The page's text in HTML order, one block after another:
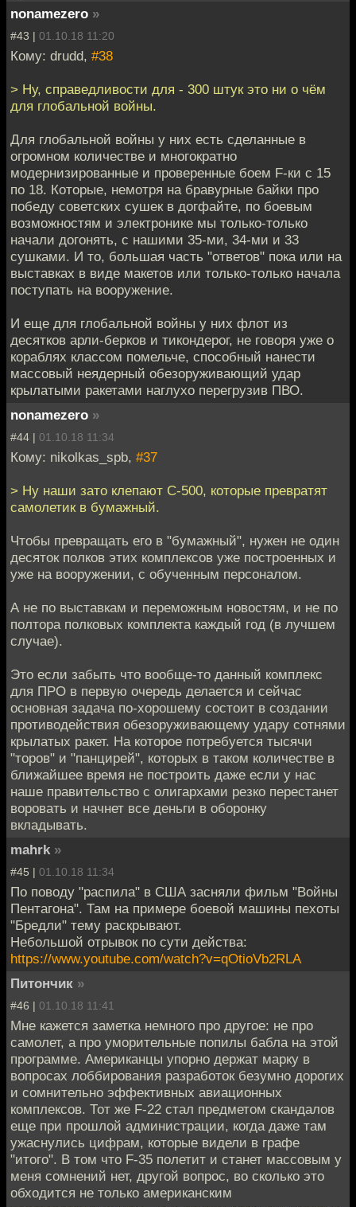
nonamezero »
#43 | 01.10.18 11:20
Кому: drudd, #38
> Ну, справедливости для - 300 штук это ни о чём
для глобальной войны.
Для глобальной войны у них есть сделанные в
огромном количестве и многократно
модернизированные и проверенные боем F-ки с 15
по 18. Которые, немотря на бравурные байки про
победу советских сушек в догфайте, по боевым
возможностям и электронике мы только-только
начали догонять, с нашими 35-ми, 34-ми и 33
сушками. И то, большая часть "ответов" пока или на
выставках в виде макетов или только-только начала
поступать на вооружение.
И еще для глобальной войны у них флот из
десятков арли-берков и тикондерог, не говоря уже о
кораблях классом помельче, способный нанести
массовый неядерный обезоруживающий удар
крылатыми ракетами наглухо перегрузив ПВО.
nonamezero »
#44 | 01.10.18 11:34
Кому: nikolkas_spb, #37
> Ну наши зато клепают С-500, которые превратят
самолетик в бумажный.
Чтобы превращать его в "бумажный", нужен не один
десяток полков этих комплексов уже построенных и
уже на вооружении, с обученным персоналом.
А не по выставкам и переможным новостям, и не по
полтора полковых комплекта каждый год (в лучшем
случае).
Это если забыть что вообще-то данный комплекс
для ПРО в первую очередь делается и сейчас
основная задача по-хорошему состоит в создании
противодействия обезоруживающему удару сотнями
крылатых ракет. На которое потребуется тысячи
"торов" и "панцирей", которых в таком количестве в
ближайшее время не построить даже если у нас
наше правительство с олигархами резко перестанет
воровать и начнет все деньги в оборонку
вкладывать.
mahrk »
#45 | 01.10.18 11:34
По поводу "распила" в США засняли фильм "Войны
Пентагона". Там на примере боевой машины пехоты
"Бредли" тему раскрывают.
Небольшой отрывок по сути действа:
https://www.youtube.com/watch?v=qOtioVb2RLA
Питончик »
#46 | 01.10.18 11:41
Мне кажется заметка немного про другое: не про
самолет, а про уморительные попилы бабла на этой
программе. Американцы упорно держат марку в
вопросах лоббирования разработок безумно дорогих
и сомнительно эффективных авиационных
комплексов. Тот же F-22 стал предметом скандалов
еще при прошлой администрации, когда даже там
ужаснулись цифрам, которые видели в графе
"итого". В том что F-35 полетит и станет массовым у
меня сомнений нет, другой вопрос, во сколько это
обходится не только американским